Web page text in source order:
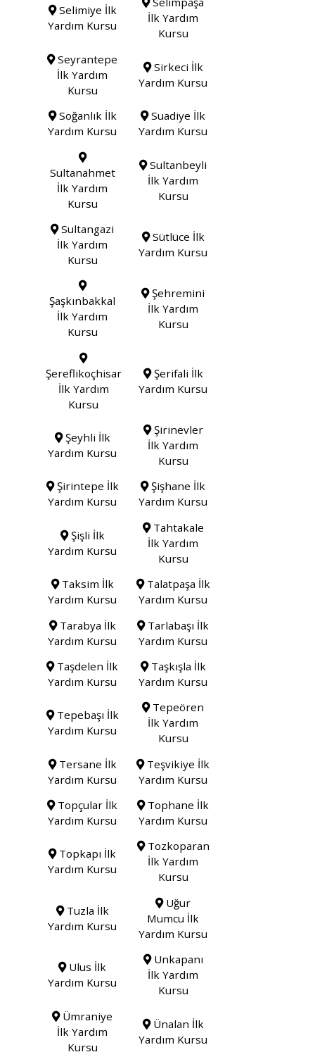
Selimiye İlk
Yardım Kursu
İlk Yardım
Kursu
Seyrantepe
İlk Yardım
Kursu
Sirkeci İlk
Yardım Kursu
Soğanlık İlk
Yardım Kursu
Suadiye İlk
Yardım Kursu
Sultanahmet
İlk Yardım
Kursu
Sultanbeyli
İlk Yardım
Kursu
Sultangazi
İlk Yardım
Kursu
Sütlüce İlk
Yardım Kursu
Şaşkınbakkal
İlk Yardım
Kursu
Şehremini
İlk Yardım
Kursu
Şereflikoçhisar
İlk Yardım
Kursu
Şerifali İlk
Yardım Kursu
Şeyhli İlk
Yardım Kursu
Şirinevler
İlk Yardım
Kursu
Şirintepe İlk
Yardım Kursu
Şişhane İlk
Yardım Kursu
Şişli İlk
Yardım Kursu
Tahtakale
İlk Yardım
Kursu
Taksim İlk
Yardım Kursu
Talatpaşa İlk
Yardım Kursu
Tarabya İlk
Yardım Kursu
Tarlabaşı İlk
Yardım Kursu
Taşdelen İlk
Yardım Kursu
Taşkışla İlk
Yardım Kursu
Tepebaşı İlk
Yardım Kursu
Tepeören
İlk Yardım
Kursu
Tersane İlk
Yardım Kursu
Teşvikiye İlk
Yardım Kursu
Topçular İlk
Yardım Kursu
Tophane İlk
Yardım Kursu
Topkapı İlk
Yardım Kursu
Tozkoparan
İlk Yardım
Kursu
Tuzla İlk
Yardım Kursu
Uğur
Mumcu İlk
Yardım Kursu
Ulus İlk
Yardım Kursu
Unkapanı
İlk Yardım
Kursu
Ümraniye
İlk Yardım
Kursu
Ünalan İlk
Yardım Kursu